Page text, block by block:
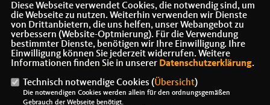
22.12.2024
Weitere Informationen für Sie:
Diese Webseite verwendet Cookies, die notwendig sind, um
die Webseite zu nutzen. Weiterhin verwenden wir Dienste
von Drittanbietern, die uns helfen, unser Webangebot zu
verbessern (Website-Optmierung). Für die Verwendung
bestimmter Dienste, benötigen wir Ihre Einwilligung. Ihre
Einwilligung können Sie jederzeit widerrufen. Weitere
Informationen finden Sie in unserer Datenschutzerklärung.
Technisch notwendige Cookies (Übersicht)
Die notwendigen Cookies werden allein für den ordnungsgemäßen
Gebrauch der Webseite benötigt.